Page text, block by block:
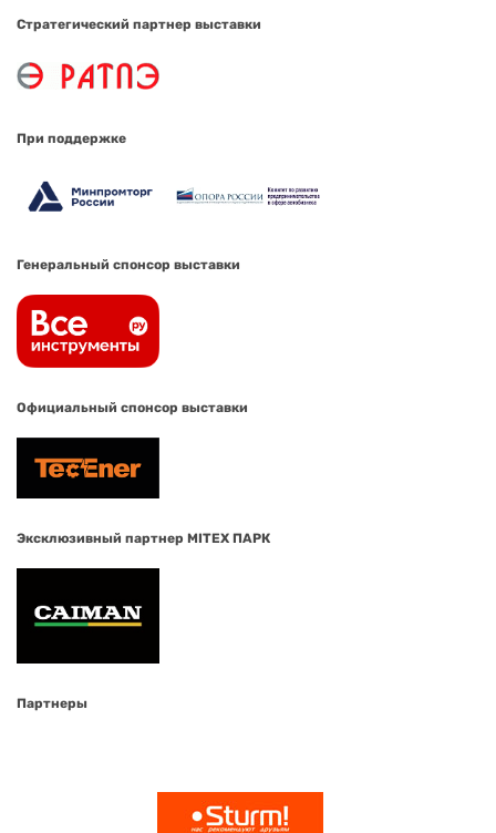
Стратегический партнер выставки
При поддержке
Генеральный спонсор выставки
Официальный спонсор выставки
Эксклюзивный партнер MITEX ПАРК
Партнеры